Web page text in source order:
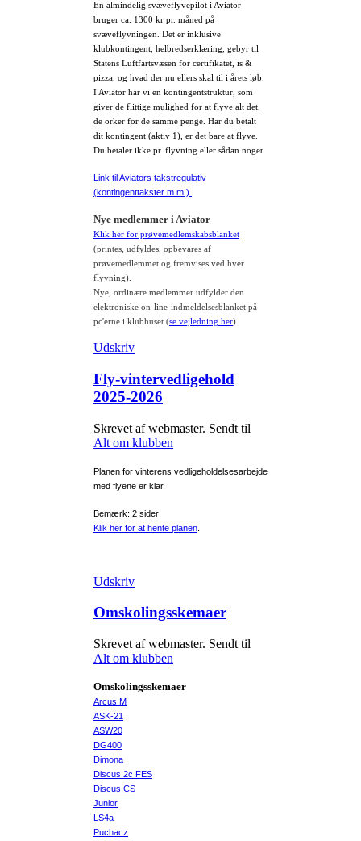
En almindelig svæveflyvepilot i Aviator
bruger ca. 1300 kr pr. måned på
svæveflyvningen. Det er inklusive
klubkontingent, helbredserklæring, gebyr til
Statens Luftfartsvæsen for certifikatet, is &
pizza, og hvad der nu ellers skal til i årets løb.
I Aviator har vi en kontingentstruktur, som
giver de flittige mulighed for at flyve alt det,
de orker for de samme penge. Har du betalt
dit kontingent (aktiv 1), er det bare at flyve.
Du betaler ikke pr. flyvning eller sådan noget.
Link til Aviators takstregulativ
(kontingenttakster m.m.).
Nye medlemmer i Aviator
Klik her for prøvemedlemskabsblanket
(printes, udfyldes, opbevares af
prøvemedlemmet og fremvises ved hver
flyvning).
Nye, ordinære medlemmer udfylder den
elektroniske on-line-indmeldelsesblanket på
pc'erne i klubhuset (se vejledning her).
Udskriv
Fly-vintervedligehold
2025-2026
Skrevet af webmaster. Sendt til
Alt om klubben
Planen for vinterens vedligeholdelsesarbejde
med flyene er klar.
Bemærk: 2 sider!
Klik her for at hente planen
Udskriv
Omskolingsskemaer
Skrevet af webmaster. Sendt til
Alt om klubben
Omskolingsskemaer
Arcus M
ASK-21
ASW20
DG400
Dimona
Discus 2c FES
Discus CS
Junior
LS4a
Puchacz